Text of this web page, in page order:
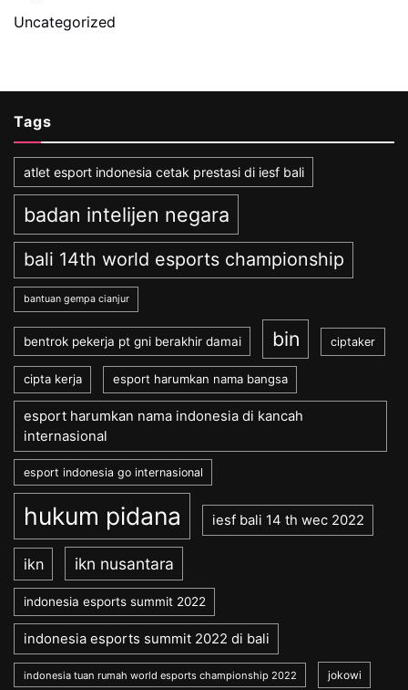
Uncategorized
Tags
atlet esport indonesia cetak prestasi di iesf bali
badan intelijen negara
bali 14th world esports championship
bantuan gempa cianjur
bentrok pekerja pt gni berakhir damai bin ciptaker
cipta kerja esport harumkan nama bangsa
esport harumkan nama indonesia di kancah
internasional
esport indonesia go internasional
hukum pidana iesf bali 14 th wec 2022
ikn ikn nusantara
indonesia esports summit 2022
indonesia esports summit 2022 di bali
indonesia tuan rumah world esports championship 2022 jokowi